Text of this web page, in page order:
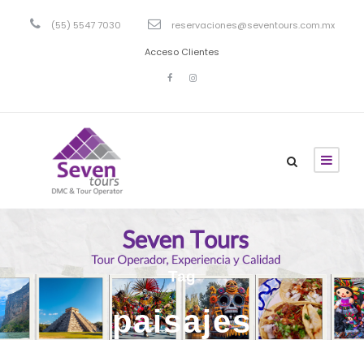
(55) 5547 7030 reservaciones@seventours.com.mx
Acceso Clientes
Tag
paisajes